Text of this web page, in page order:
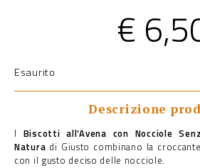
€
Esaurito
Descrizione
I Biscotti all’Avena con Nocciole
Natura di Giusto combinano la
con il gusto deciso delle nocciole.